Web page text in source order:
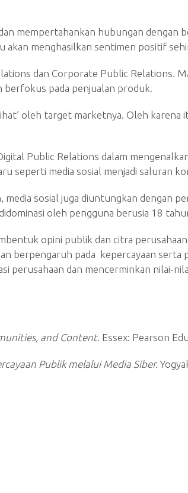
mempertahankan hubungan dengan
menghasilkan sentimen positif
dan Corporate Public Relations.
berfokus pada penjualan produk.
oleh target marketnya. Oleh
Public Relations dalam
seperti media sosial menjadi saluran
sosial juga diuntungkan dengan
oleh pengguna berusia 18
opini publik dan citra
berpengaruh pada kepercayaan
perusahaan dan mencerminkan nilai-
and Content. Essex: Pearson
Publik melalui Media Siber.